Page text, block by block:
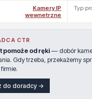
Kamery IP
wewnetrzne
Typ
CTR
pomoże od ręki— dobór
Gdy trzeba, przekażemy
do doradcy →